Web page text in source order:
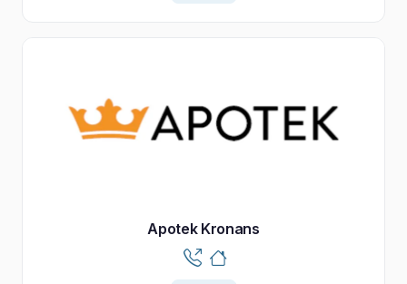
Apotek Kronans